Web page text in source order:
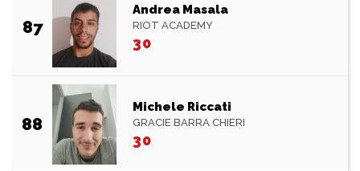
87
Andrea Masala
RIOT ACADEMY
30
88
Michele Riccati
GRACIE BARRA CHIERI
30